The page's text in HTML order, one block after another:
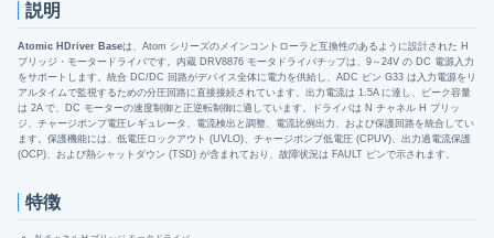
説明
Atomic HDriver Baseは、Atom シリーズのメインコントローラと互換性のあるように設計された H
ブリッジ・モータードライバです。内蔵 DRV8876 モータドライバチップは、9～24V の DC 電源入力
をサポートします。統合 DC/DC 回路がデバイス全体に電力を供給し、ADC ピン G33 は入力電源をリ
アルタイムで監視するための分圧回路に直接接続されています。出力電流は 1.5A に達し、ピーク容量
は 2A で、DC モーターの速度制御と正逆転制御に適しています。ドライバは N チャネル H ブリッ
ジ、チャージポンプ電圧レギュレータ、電流検出と調整、電流比例出力、および保護回路を統合してい
ます。保護機能には、低電圧ロックアウト (UVLO)、チャージポンプ低電圧 (CPUV)、出力過電流保護
(OCP)、および熱シャットダウン (TSD) が含まれており、故障状況は FAULT ピンで示されます。
特徴